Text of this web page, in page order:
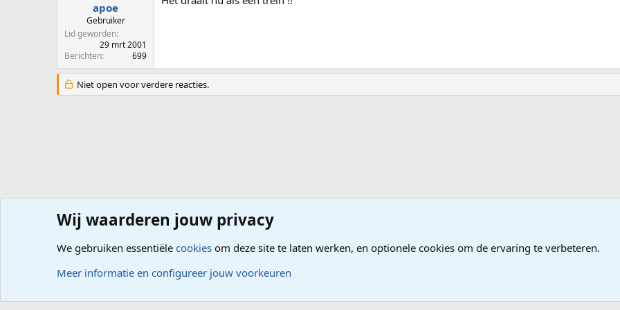
apoe
Gebruiker
Lid geworden
29 mrt 2001
Berichten
699
Niet open voor verdere reacties.
Forums Computerproblemen Besturingssysteem
Wij waarderen jouw privacy
We gebruiken essentiële cookies om deze site te laten werken, en optionele cookies om de ervaring te verbeteren.
Meer informatie en configureer jouw voorkeuren